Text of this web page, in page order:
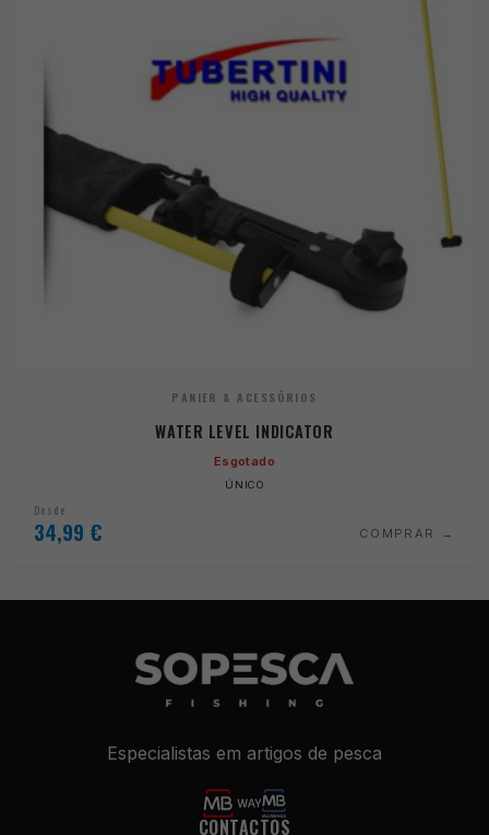
PANIER & ACESSÓRIOS
WATER LEVEL INDICATOR
Esgotado
ÚNICO
Desde
34,99 € COMPRAR
Especialistas em artigos de pesca
CONTACTOS